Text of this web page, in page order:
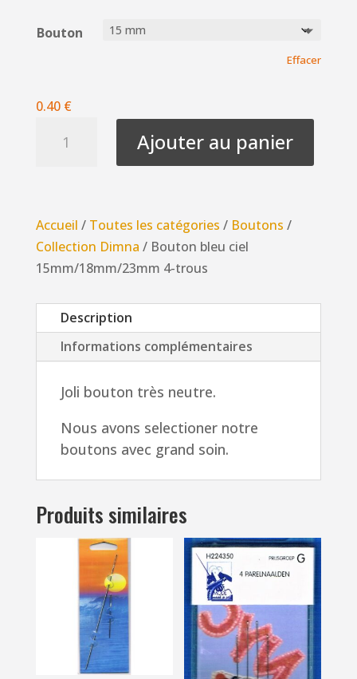
Bouton
Effacer
0.40 €
15mm/18mm/23mm
4-
trous
Ajouter au panier
Accueil / Toutes les catégories / Boutons /
Collection Dimna / Bouton bleu ciel
15mm/18mm/23mm 4-trous
Description
Informations complémentaires
Joli bouton très neutre.
Nous avons selectioner notre
boutons avec grand soin.
Produits similaires